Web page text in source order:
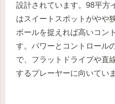
設計されています。98平方
はスイートスポットがやや
ボールを捉えれば高いコン
す。パワーとコントロール
で、フラットドライブや直
するプレーヤーに向いていま